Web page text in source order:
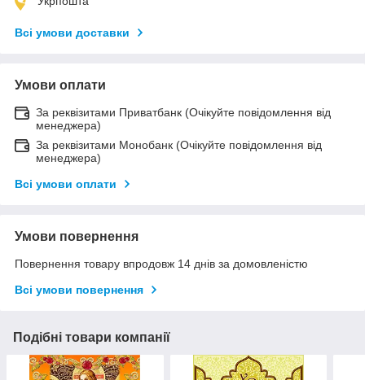
Всі умови доставки
Умови оплати
За реквізитами Приватбанк (Очікуйте повідомлення від
менеджера)
За реквізитами Монобанк (Очікуйте повідомлення від
менеджера)
Всі умови оплати
Умови повернення
Повернення товару впродовж 14 днів за домовленістю
Всі умови повернення
Подібні товари компанії